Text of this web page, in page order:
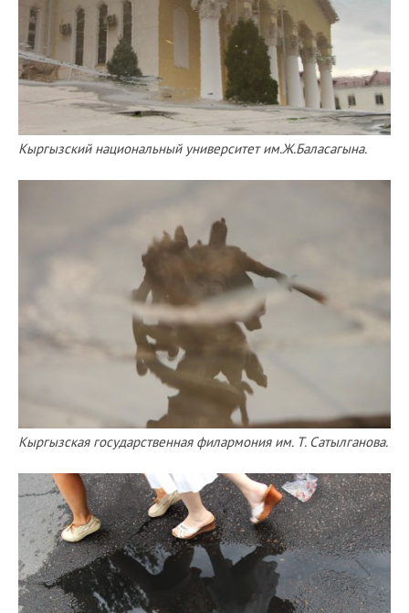
Кыргызский национальный университет им.Ж.Баласагына.
Кыргызская государственная филармония им. Т. Сатылганова.